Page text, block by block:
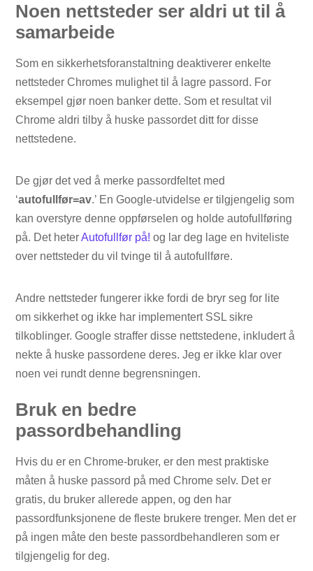
Noen nettsteder ser aldri ut til å
samarbeide
Som en sikkerhetsforanstaltning deaktiverer enkelte
nettsteder Chromes mulighet til å lagre passord. For
eksempel gjør noen banker dette. Som et resultat vil
Chrome aldri tilby å huske passordet ditt for disse
nettstedene.
De gjør det ved å merke passordfeltet med
‘autofullfør=av.’ En Google-utvidelse er tilgjengelig som
kan overstyre denne oppførselen og holde autofullføring
på. Det heterAutofullfør på! og lar deg lage en hviteliste
over nettsteder du vil tvinge til å autofullføre.
Andre nettsteder fungerer ikke fordi de bryr seg for lite
om sikkerhet og ikke har implementert SSL sikre
tilkoblinger. Google straffer disse nettstedene, inkludert å
nekte å huske passordene deres. Jeg er ikke klar over
noen vei rundt denne begrensningen.
Bruk en bedre
passordbehandling
Hvis du er en Chrome-bruker, er den mest praktiske
måten å huske passord på med Chrome selv. Det er
gratis, du bruker allerede appen, og den har
passordfunksjonene de fleste brukere trenger. Men det er
på ingen måte den beste passordbehandleren som er
tilgjengelig for deg.